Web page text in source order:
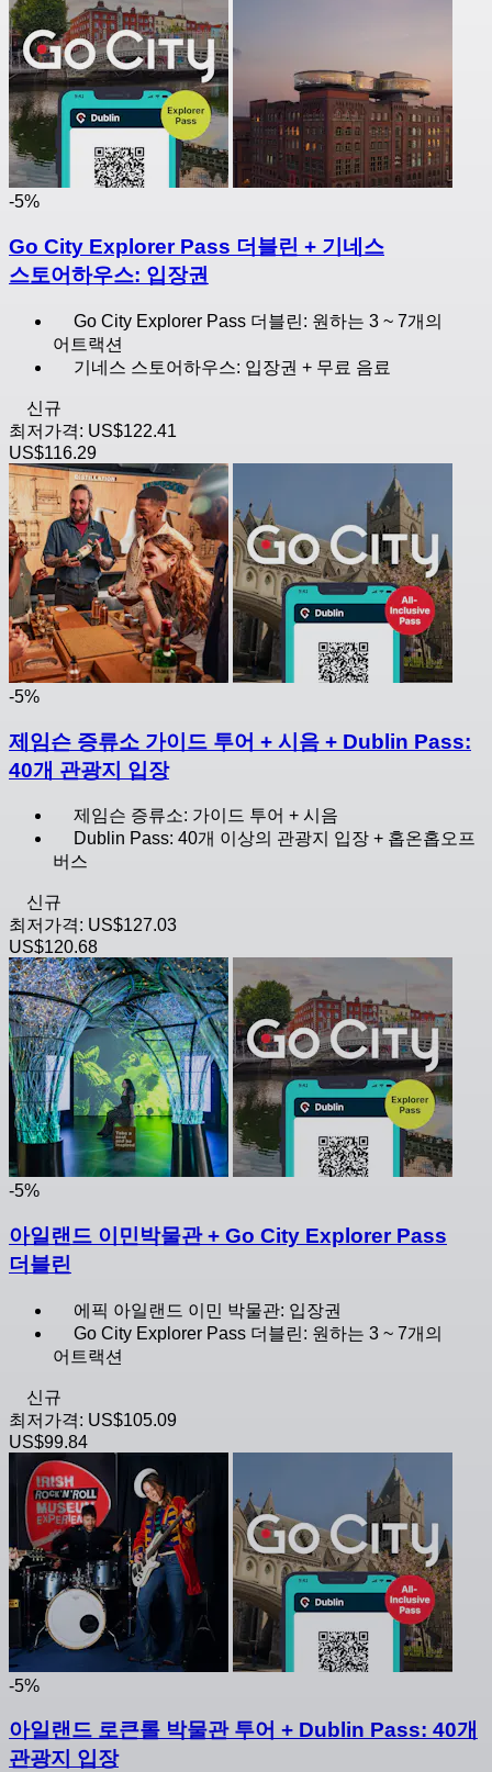
-5%
Go City Explorer Pass 더블린 + 기네스
스토어하우스: 입장권
Go City Explorer Pass 더블린: 원하는 3 ~ 7개의
어트랙션
기네스 스토어하우스: 입장권 + 무료 음료
신규
최저가격: US$122.41
US$116.29
-5%
제임슨 증류소 가이드 투어 + 시음 + Dublin Pass:
40개 관광지 입장
제임슨 증류소: 가이드 투어 + 시음
Dublin Pass: 40개 이상의 관광지 입장 + 홉온홉오프
버스
신규
최저가격: US$127.03
US$120.68
-5%
아일랜드 이민박물관 + Go City Explorer Pass
더블린
에픽 아일랜드 이민 박물관: 입장권
Go City Explorer Pass 더블린: 원하는 3 ~ 7개의
어트랙션
신규
최저가격: US$105.09
US$99.84
-5%
아일랜드 로큰롤 박물관 투어 + Dublin Pass: 40개
관광지 입장